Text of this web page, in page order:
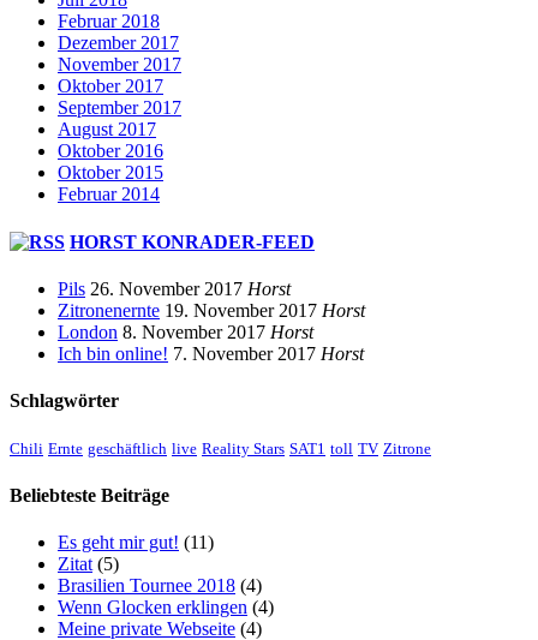
Februar 2018
Dezember 2017
November 2017
Oktober 2017
September 2017
August 2017
Oktober 2016
Oktober 2015
Februar 2014
HORST KONRADER-FEED
Pils 26. November 2017 Horst
Zitronenernte 19. November 2017 Horst
London 8. November 2017 Horst
Ich bin online! 7. November 2017 Horst
Schlagwörter
Chili Ernte geschäftlich live Reality Stars SAT1 toll TV Zitrone
Beliebteste Beiträge
Es geht mir gut! (11)
Zitat (5)
Brasilien Tournee 2018 (4)
Wenn Glocken erklingen (4)
Meine private Webseite (4)